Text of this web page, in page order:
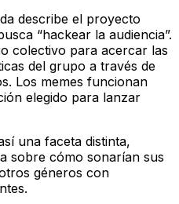
describe el proyecto
“hackear la audiencia”.
colectivo para acercar las
del grupo a través de
Los memes funcionan
elegido para lanzar
una faceta distinta,
sobre cómo sonarían sus
géneros con